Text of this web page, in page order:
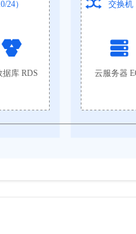
大模型服务平台百炼-应用模版
丰富多元化的应用模版和解决方案
大模型服务平台百炼-智能体
灵活可视化地构建企业级 Agent
人工智能平台 PAI
OA 办公系统
财税管理